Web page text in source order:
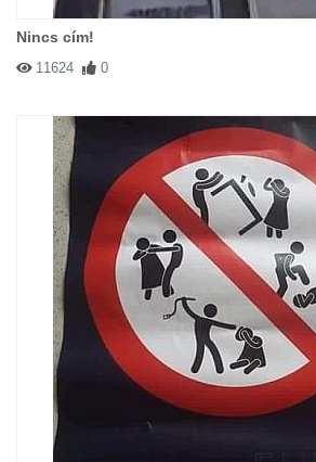
Nincs cím!
11624 0